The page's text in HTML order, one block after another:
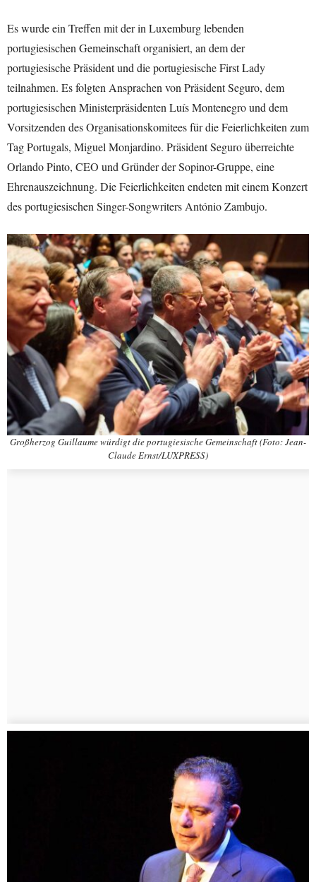
Es wurde ein Treffen mit der in Luxemburg lebenden
portugiesischen Gemeinschaft organisiert, an dem der
portugiesische Präsident und die portugiesische First Lady
teilnahmen. Es folgten Ansprachen von Präsident Seguro, dem
portugiesischen Ministerpräsidenten Luís Montenegro und dem
Vorsitzenden des Organisationskomitees für die Feierlichkeiten zum
Tag Portugals, Miguel Monjardino. Präsident Seguro überreichte
Orlando Pinto, CEO und Gründer der Sopinor-Gruppe, eine
Ehrenauszeichnung. Die Feierlichkeiten endeten mit einem Konzert
des portugiesischen Singer-Songwriters António Zambujo.
Großherzog Guillaume würdigt die portugiesische Gemeinschaft (Foto: Jean-
Claude Ernst/LUXPRESS)